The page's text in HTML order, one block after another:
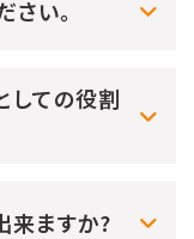
さい。
しての役割
来ますか?